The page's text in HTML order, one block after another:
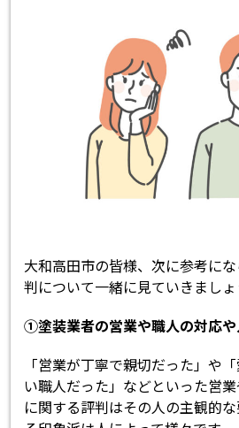
大和高田市の皆様、次に参考に
判について一緒に見ていきましょ
①塗装業者の営業や職人の対応
「営業が丁寧で親切だった」や
い職人だった」などといった営
に関する評判はその人の主観的